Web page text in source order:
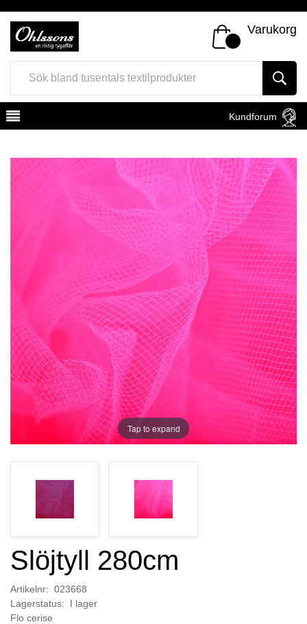
Varukorg
Kundforum
Sign In
Tap to expand
Slöjtyll 280cm
Artikelnr: 023668
Lagerstatus: I lager
Flo cerise